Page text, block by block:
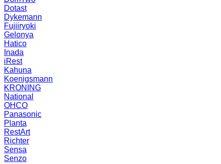
Dotast
Dykemann
Fujiiryoki
Gelonya
Hatico
Inada
iRest
Kahuna
Koenigsmann
KRONING
National
OHCO
Panasonic
Planta
RestArt
Richter
Sensa
Senzo